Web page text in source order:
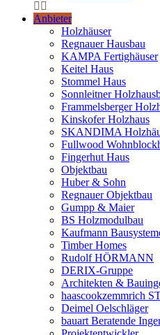
Anbieter
Holzhäuser
Regnauer Hausbau
KAMPA Fertighäuser
Keitel Haus
Stommel Haus
Sonnleitner
Frammelsberger
Kinskofer Holzhaus
SKANDIMA
Fullwood
Fingerhut Haus
Objektbau
Huber & Sohn
Regnauer Objektbau
Gumpp & Maier
BS Holzmodulbau
Kaufmann
Timber Homes
Rudolf HÖRMANN
DERIX-Gruppe
Architekten &
haascookzemmrich
Deimel Oelschläger
bauart Beratende